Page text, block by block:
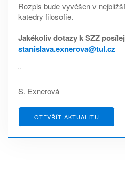
Rozpis bude vyvěšen v
katedry filosofie.
Jakékoliv dotazy k SZZ
stanislava.exnerova@tul.cz
¨
S. Exnerová
OTEVŘÍT AKTUALITU